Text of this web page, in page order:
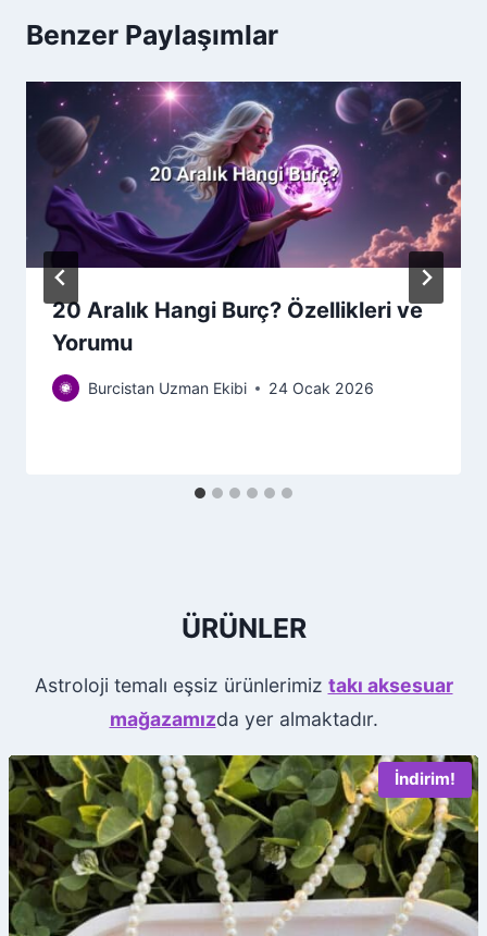
Benzer Paylaşımlar
20 Aralık Hangi Burç? Özellikleri ve
Yorumu
Burcistan Uzman Ekibi 24 Ocak 2026
ÜRÜNLER
Astroloji temalı eşsiz ürünlerimiz takı aksesuar
mağazamızda yer almaktadır.
İndirim!